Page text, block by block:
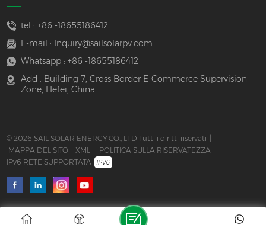
tel : +86 -18655186412
E-mail :
Inquiry@sailsolarpv.com
Whatsapp : +86 -18655186412
Add : Building 7, Cross Border E-Commerce Supervision
Zone, Hefei, China
© 2026 SAIL SOLAR ENERGY CO., LTD Tutti i diritti riservati |
MAPPA DEL SITO | XML | POLITICA SULLA RISERVATEZZA
IPv6 RETE SUPPORTATA